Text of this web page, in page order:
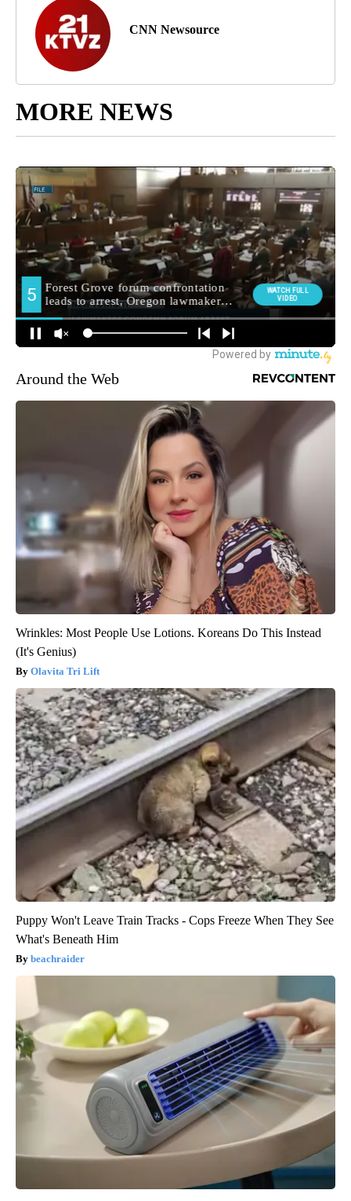
CNN Newsource
MORE NEWS
Around the Web
Wrinkles: Most People Use Lotions. Koreans Do This Instead
(It's Genius)
Olavita Tri Lift
Puppy Won't Leave Train Tracks - Cops Freeze When They See
What's Beneath Him
beachraider